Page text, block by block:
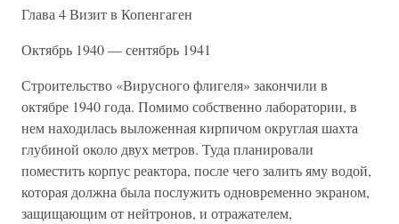
Глава 4 Визит в Копенгаген
Октябрь 1940 — сентябрь 1941
Строительство «Вирусного флигеля» закончили в
октябре 1940 года. Помимо собственно лаборатории, в
нем находилась выложенная кирпичом округлая шахта
глубиной около двух метров. Туда планировали
поместить корпус реактора, после чего залить яму водой,
которая должна была послужить одновременно экраном,
защищающим от нейтронов, и отражателем,